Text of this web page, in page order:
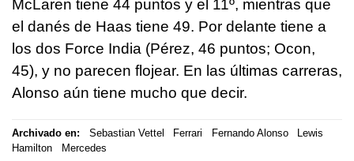
McLaren tiene 44 puntos y el 11º, mientras que
el danés de Haas tiene 49. Por delante tiene a
los dos Force India (Pérez, 46 puntos; Ocon,
45), y no parecen flojear. En las últimas carreras,
Alonso aún tiene mucho que decir.
Archivado en: Sebastian Vettel Ferrari Fernando Alonso
Lewis
Hamilton
Mercedes